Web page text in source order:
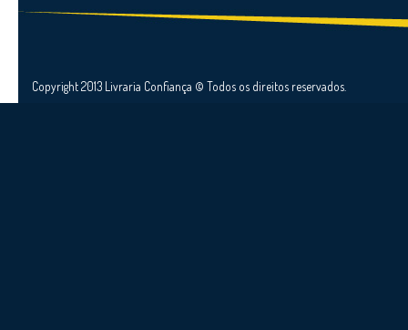
Copyright 2013 Livraria Confiança © Todos os direitos reservados.